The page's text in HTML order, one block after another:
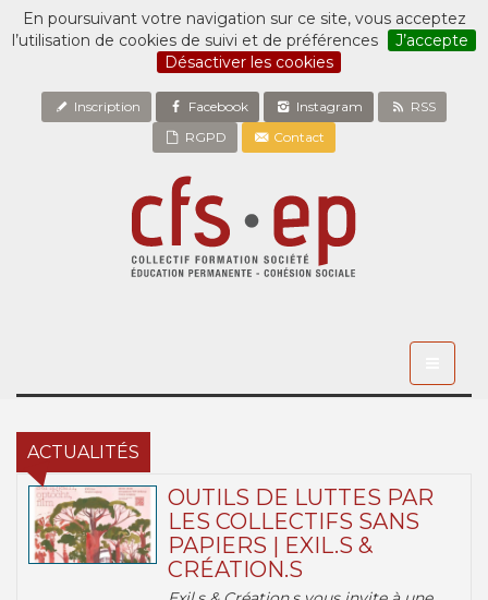
En poursuivant votre navigation sur ce site, vous acceptez
l’utilisation de cookies de suivi et de préférences
J’accepte
Désactiver les cookies
Inscription Facebook Instagram
RSS
RGPD
Contact
ACTUALITÉS
OUTILS DE LUTTES PAR
LES COLLECTIFS SANS
PAPIERS | EXIL.S &
CRÉATION.S